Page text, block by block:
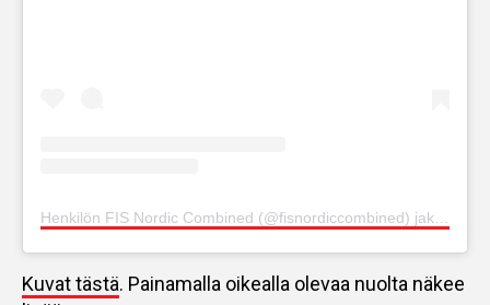
Kuvat tästä. Painamalla oikealla olevaa nuolta näkee